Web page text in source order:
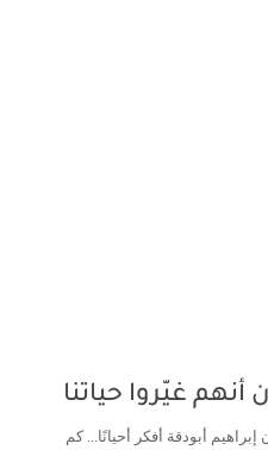
غيّروا حياتنا
أبودقة أفكر أحيانًا... كم